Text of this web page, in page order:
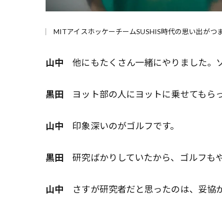
MITアイスホッケーチームSUSHIS時代の思い出がつ
山中 他にもたくさん一緒にやりました。
黒田 ヨット部の人にヨットに乗せてもら
山中 印象深いのがゴルフです。
黒田 研究ばかりしていたから、ゴルフも
山中 さすが研究者だと思ったのは、妥協